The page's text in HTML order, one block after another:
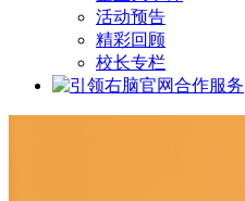
活动预告
精彩回顾
校长专栏
合作服务